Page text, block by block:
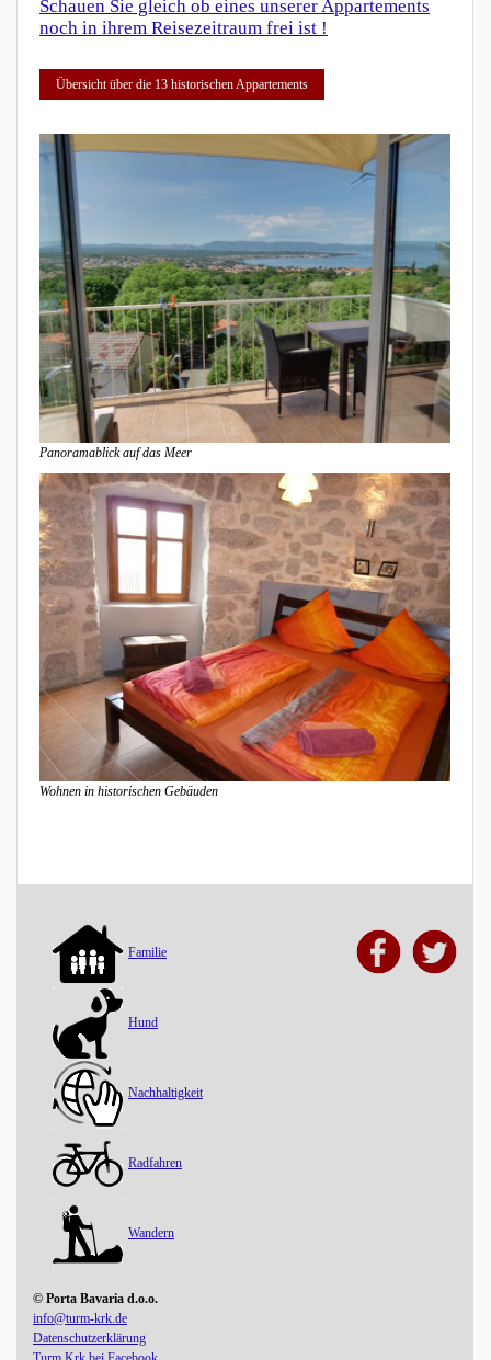
Schauen Sie gleich ob eines unserer Appartements
noch in ihrem Reisezeitraum frei ist !
Übersicht über die 13 historischen Appartements
Panoramablick auf das Meer
Wohnen in historischen Gebäuden
Familie
Hund
Nachhaltigkeit
Radfahren
Wandern
© Porta Bavaria d.o.o.
info@turm-krk.de
Datenschutzerklärung